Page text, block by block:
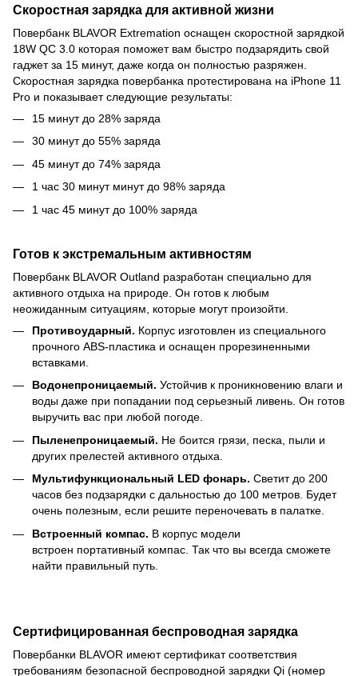
Скоростная зарядка для активной жизни
Повербанк BLAVOR Extremation оснащен скоростной зарядкой
18W QC 3.0 которая поможет вам быстро подзарядить свой
гаджет за 15 минут, даже когда он полностью разряжен.
Скоростная зарядка повербанка протестирована на iPhone 11
Pro и показывает следующие результаты:
15 минут до 28% заряда
30 минут до 55% заряда
45 минут до 74% заряда
1 час 30 минут минут до 98% заряда
1 час 45 минут до 100% заряда
Готов к экстремальным активностям
Повербанк BLAVOR Outland разработан специально для
активного отдыха на природе. Он готов к любым
неожиданным ситуациям, которые могут произойти.
Противоударный. Корпус изготовлен из специального
прочного ABS-пластика и оснащен прорезиненными
вставками.
Водонепроницаемый. Устойчив к проникновению влаги и
воды даже при попадании под серьезный ливень. Он готов
выручить вас при любой погоде.
Пыленепроницаемый. Не боится грязи, песка, пыли и
других прелестей активного отдыха.
Мультифункциональный LED фонарь. Светит до 200
часов без подзарядки с дальностью до 100 метров. Будет
очень полезным, если решите переночевать в палатке.
Встроенный компас. В корпус модели
встроен портативный компас. Так что вы всегда сможете
найти правильный путь.
Сертифицированная беспроводная зарядка
Повербанки BLAVOR имеют сертификат соответствия
требованиям безопасной беспроводной зарядки Qi (номер